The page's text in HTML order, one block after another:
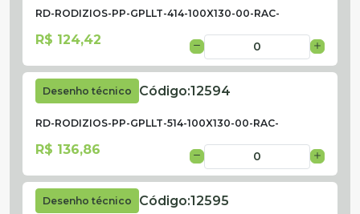
RD-RODIZIOS-PP-GPLLT-414-100X130-00-RAC-
R$ 124,42
Desenho técnico Código:12594
RD-RODIZIOS-PP-GPLLT-514-100X130-00-RAC-
R$ 136,86
Desenho técnico Código:12595